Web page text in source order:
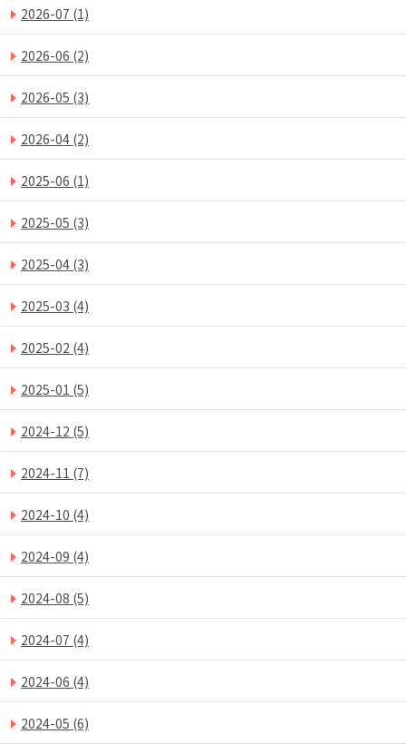
2026-07 (1)
2026-06 (2)
2026-05 (3)
2026-04 (2)
2025-06 (1)
2025-05 (3)
2025-04 (3)
2025-03 (4)
2025-02 (4)
2025-01 (5)
2024-12 (5)
2024-11 (7)
2024-10 (4)
2024-09 (4)
2024-08 (5)
2024-07 (4)
2024-06 (4)
2024-05 (6)